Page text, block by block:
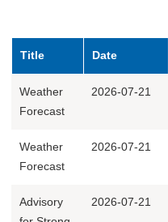
Title Date
Weather
Forecast
2026-07-21
Weather
Forecast
2026-07-21
Advisory
2026-07-21